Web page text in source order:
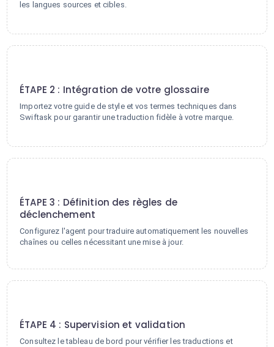
les langues sources et cibles.
ÉTAPE 2 : Intégration de votre glossaire
Importez votre guide de style et vos termes techniques dans
Swiftask pour garantir une traduction fidèle à votre marque.
ÉTAPE 3 : Définition des règles de
déclenchement
Configurez l'agent pour traduire automatiquement les nouvelles
chaînes ou celles nécessitant une mise à jour.
ÉTAPE 4 : Supervision et validation
Consultez le tableau de bord pour vérifier les traductions et